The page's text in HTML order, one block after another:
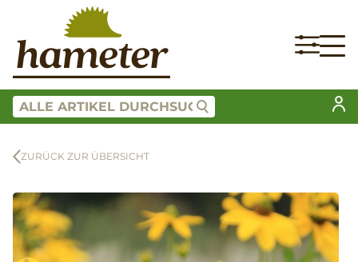
ZURÜCK ZUR ÜBERSICHT